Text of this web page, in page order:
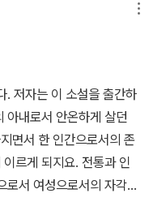
니면서 흠모하는 ‘아로
일 뿐이다. 그마저도 내
게 아무것도 아니기 때
도 아니다. 그래서 에드
누군가가 되겠지. 내겐
.처음부터 에드나는 여느
모성애가 넘치고 여성스
자주 만나지만 진실로 가
란 이름을 갖고 뉴올리
성한 생식력을 자랑한
데 주요 무대가 된다고
말아먹고 다시 루이지애
엔 남편이 모기에 피를 빨
팽이 서른두 살. 이후 2년
애, 공개 흡연, 홀로 거리
가 다시 친정이 있는 세인
나서 세상이 허전해 우
. 저자는 이 소설을 출간하
아내로서 안온하게 살던
면서 한 인간으로서의 존
르게 되지요. 전통과 인
로서 여성으로서의 자각에